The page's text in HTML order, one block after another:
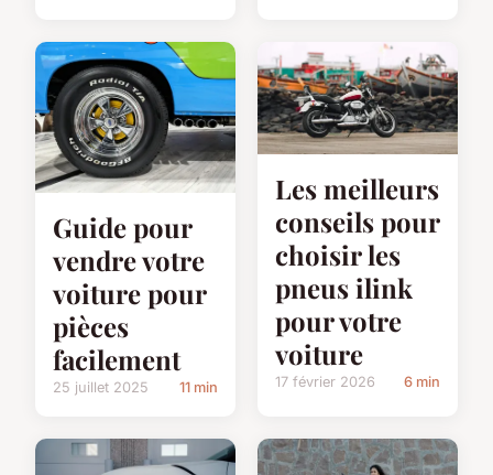
Guide pour
vendre votre
voiture pour
pièces
facilement
25 juillet 2025 11 min
Les meilleurs
conseils pour
choisir les
pneus ilink
pour votre
voiture
17 février 2026 6 min